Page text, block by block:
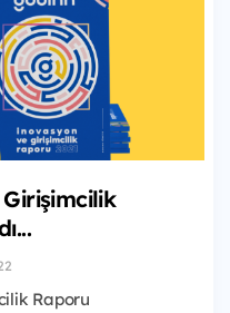
Raporu